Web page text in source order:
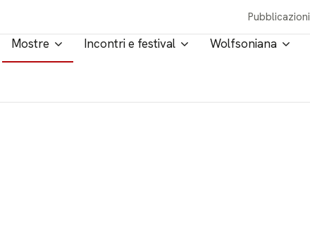
Pubblicazioni
Mostre Incontri e festival Wolfsoniana